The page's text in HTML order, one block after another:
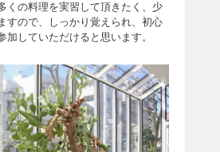
くの料理を実習して頂きたく、少
すので、しっかり覚えられ、初心
加していただけると思います。